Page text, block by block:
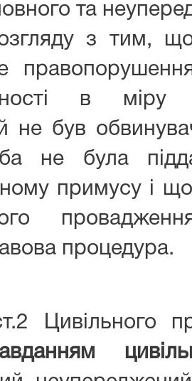
та
з тим,
в
не був
не була
примусу і
процедура.
Цивільного